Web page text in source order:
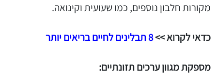
מקורות חלבון נוספים, כמו שעועית וקינואה.
כדאי לקרוא >>8 תבלינים לחיים בריאים יותר
מספקת מגוון ערכים תזונתיים: